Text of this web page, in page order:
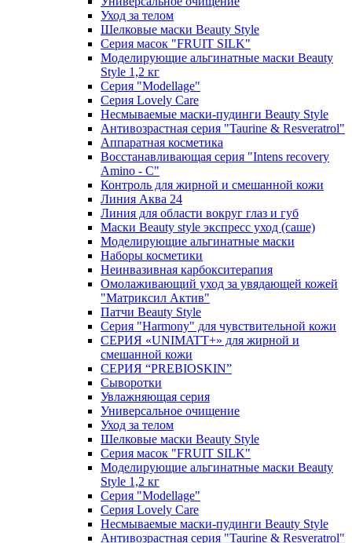
Уход за телом
Шелковые маски Beauty Style
Серия масок "FRUIT SILK"
Моделирующие альгинатные маски Beauty
Style 1,2 кг
Серия "Modellage"
Cерия Lovely Care
Несмываемые маски-пудинги Beauty Style
Антивозрастная серия "Taurine & Resveratrol"
Аппаратная косметика
Восстанавливающая серия "Intens recovery
Amino - C"
Контроль для жирной и смешанной кожи
Линия Аква 24
Линия для области вокруг глаз и губ
Маски Beauty style экспресс уход (саше)
Моделирующие альгинатные маски
Наборы косметики
Неинвазивная карбокситерапия
Омолаживающий уход за увядающей кожей
"Матриксил Актив"
Патчи Beauty Style
Серия "Harmony" для чувствительной кожи
СЕРИЯ «UNIMATT+» для жирной и
смешанной кожи
СЕРИЯ “PREBIOSKIN”
Сыворотки
Увлажняющая серия
Универсальное очищение
Уход за телом
Шелковые маски Beauty Style
Серия масок "FRUIT SILK"
Моделирующие альгинатные маски Beauty
Style 1,2 кг
Серия "Modellage"
Cерия Lovely Care
Несмываемые маски-пудинги Beauty Style
Антивозрастная серия "Taurine & Resveratrol"